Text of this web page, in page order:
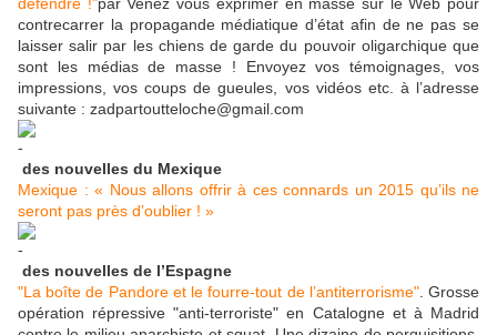
contrecarrer la propagande médiatique d’état afin de ne pas se
laisser salir par les chiens de garde du pouvoir oligarchique que
sont les médias de masse ! Envoyez vos témoignages, vos
impressions, vos coups de gueules, vos vidéos etc. à l’adresse
suivante : zadpartoutteloche@gmail.com
des nouvelles du Mexique
Mexique : « Nous allons offrir à ces connards un 2015 qu’ils ne
seront pas près d’oublier ! »
des nouvelles de l’Espagne
"La boîte de Pandore et le fourre-tout de l’antiterrorisme". Grosse
opération répressive "anti-terroriste" en Catalogne et à Madrid